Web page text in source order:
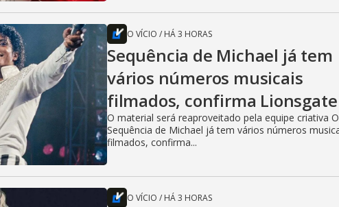
O VÍCIO / HÁ 3 HORAS
Sequência de Michael já tem
vários números musicais
filmados, confirma Lionsgate
O material será reaproveitado pela equipe criativa
Sequência de Michael já tem vários números
filmados, confirma...
O VÍCIO / HÁ 3 HORAS